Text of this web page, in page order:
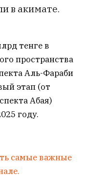
в акимате.
тенге в
пространства
Аль-Фараби
этап (от
Абая)
году.
самые важные